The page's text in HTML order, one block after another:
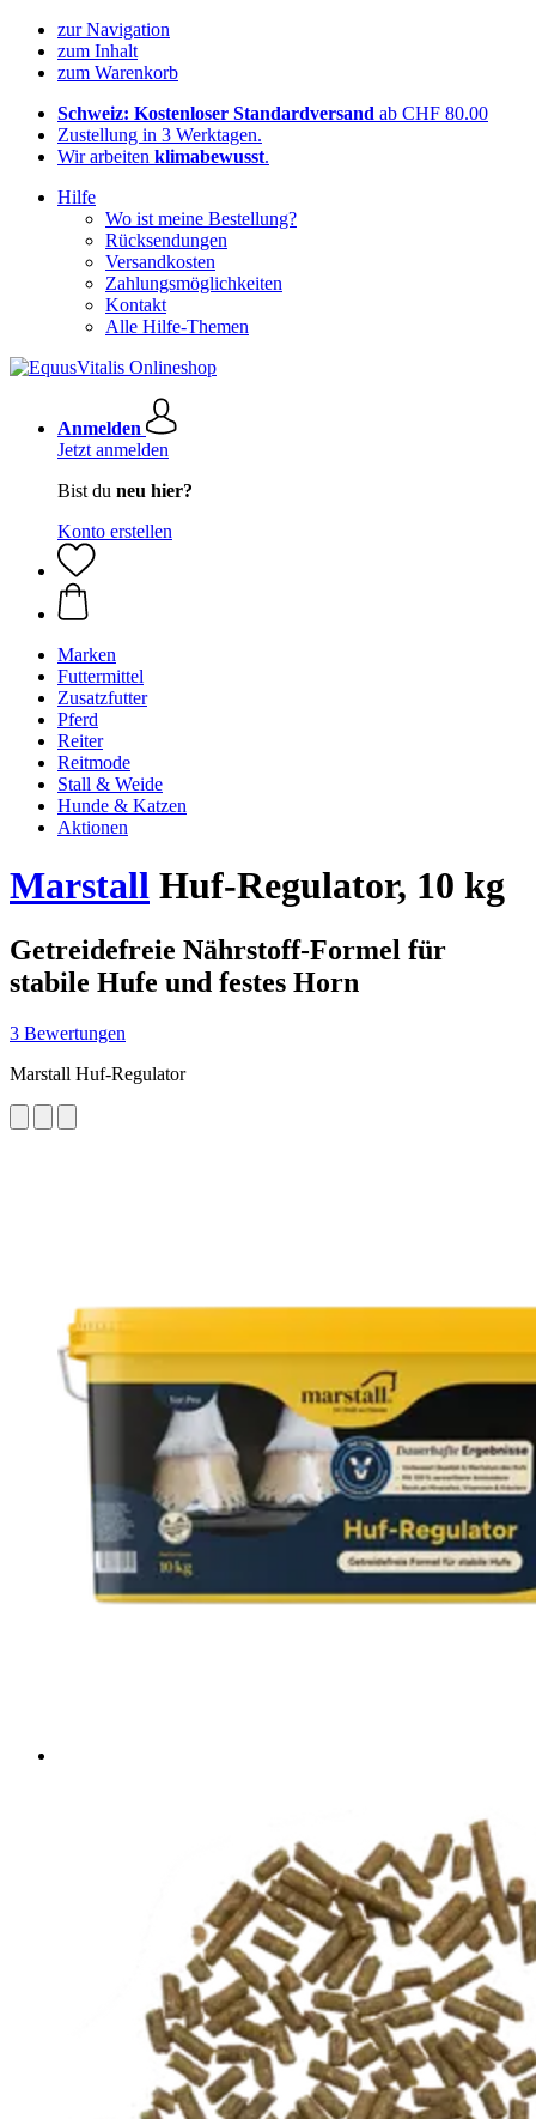
zur Navigation
zum Inhalt
zum Warenkorb
Schweiz: Kostenloser Standardversand ab CHF 80.00
Zustellung in 3 Werktagen.
Wir arbeiten klimabewusst.
Hilfe
Wo ist meine Bestellung?
Rücksendungen
Versandkosten
Zahlungsmöglichkeiten
Kontakt
Alle Hilfe-Themen
Anmelden
Jetzt anmelden
Bist du neu hier?
Konto erstellen
Marken
Futtermittel
Zusatzfutter
Pferd
Reiter
Reitmode
Stall & Weide
Hunde & Katzen
Aktionen
Marstall Huf-Regulator, 10 kg
Getreidefreie Nährstoff-Formel für
stabile Hufe und festes Horn
3 Bewertungen
Marstall Huf-Regulator